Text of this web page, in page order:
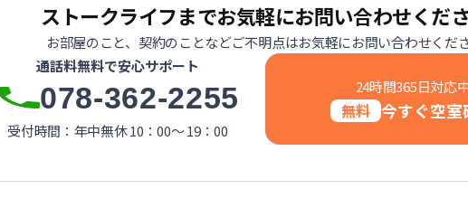
ストークライフまでお気軽にお問い合わせくだ
お部屋のこと、契約のことなどご不明点はお気軽にお問い合わせくだ
通話料無料で安心サポート
078-362-2255
受付時間：年中無休 10：00～ 19：00
24時間365日対応
無料 今すぐ空室